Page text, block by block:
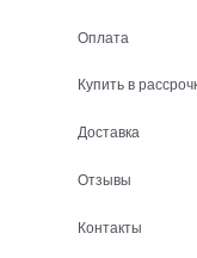
Оплата
Купить в
Доставка
Отзывы
Контакты